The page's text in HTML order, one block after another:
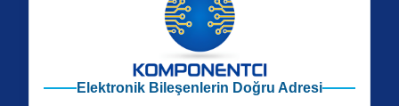
Elektronik Bileşenlerin Doğru Adresi